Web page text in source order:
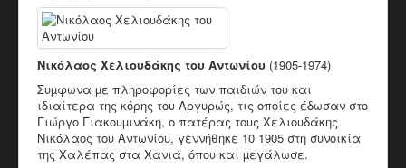
Νικόλαος Χελιουδάκης του Αντωνίου (1905-1974)
Συµφωνα µε πληροφορίες των παιδιών του και
ιδιαίτερα της κόρης του Αργυρώς, τις οποίες έδωσαν στο
Γιώργο Γιακουµινάκη, ο πατέρας τους Χελιουδάκης
Νικόλαος του Αντωνίου, γεννήθηκε 10 1905 στη συνοικία
της Χαλέπας στα Χανιά, όπου και µεγάλωσε.